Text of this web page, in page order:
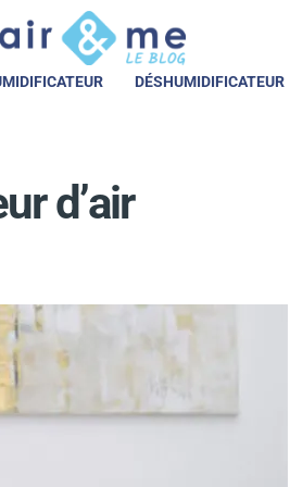
DÉSHUMIDIFICATEUR
d’air